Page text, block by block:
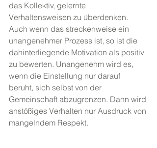
das Kollektiv, gelernte
Verhaltensweisen zu überdenken.
Auch wenn das streckenweise ein
unangenehmer Prozess ist, so ist die
dahinterliegende Motivation als positiv
zu bewerten. Unangenehm wird es,
wenn die Einstellung nur darauf
beruht, sich selbst von der
Gemeinschaft abzugrenzen. Dann wird
anstößiges Verhalten nur Ausdruck von
mangelndem Respekt.